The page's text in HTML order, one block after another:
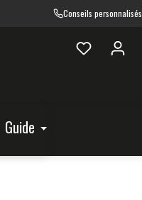
Conseils personnalisés
Guide